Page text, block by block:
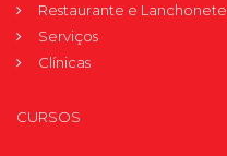
Restaurante e Lanchonete
Serviços
Clínicas
CURSOS